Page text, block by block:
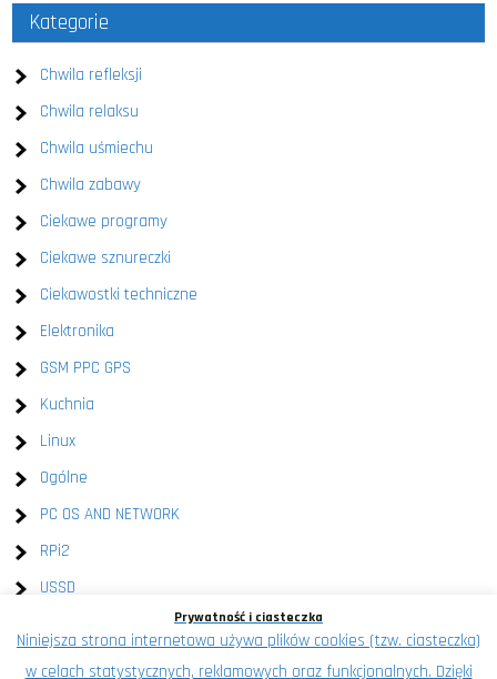
Kategorie
Chwila refleksji
Chwila relaksu
Chwila uśmiechu
Chwila zabawy
Ciekawe programy
Ciekawe sznureczki
Ciekawostki techniczne
Elektronika
GSM PPC GPS
Kuchnia
Linux
Ogólne
PC OS AND NETWORK
RPi2
USSD
XEN
Prywatność i ciasteczka
Niniejsza strona internetowa używa plików cookies (tzw. ciasteczka)
w celach statystycznych, reklamowych oraz funkcjonalnych. Dzięki